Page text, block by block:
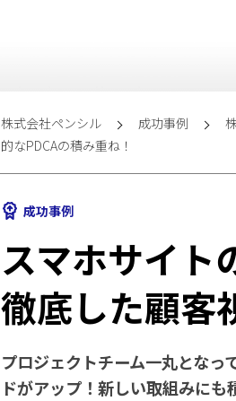
株式会社ペンシル 成功事例
的なPDCAの積み重ね！
成功事例
スマホサイト
徹底した顧客
プロジェクトチーム一丸となっ
ドがアップ！新しい取組みにも